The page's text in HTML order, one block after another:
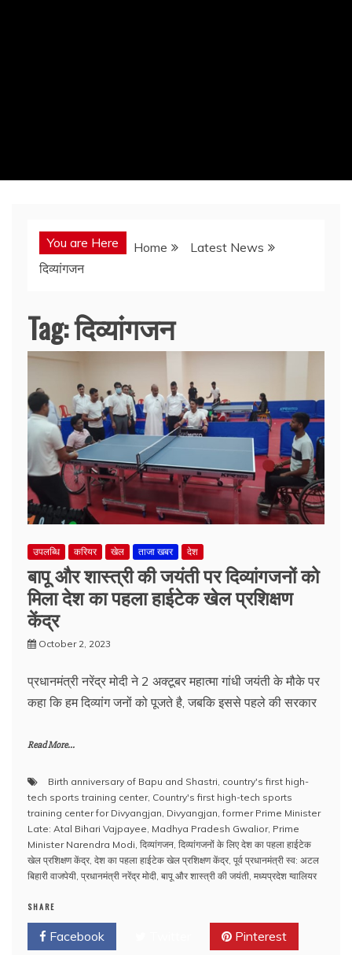
You are Here Home
Latest News
दिव्यांगजन
Tag:दिव्यांगजन
उपलब्धि करियर खेल ताजा खबर देश
बापू और शास्त्री की जयंती पर दिव्यांगजनों को
मिला देश का पहला हाईटेक खेल प्रशिक्षण
केंद्र
October 2, 2023
प्रधानमंत्री नरेंद्र मोदी ने 2 अक्टूबर महात्मा गांधी जयंती के मौके पर
कहा कि हम दिव्यांग जनों को पूजते है, जबकि इससे पहले की सरकार
Read More...
Birth anniversary of Bapu and Shastri, country's first high-
tech sports training center, Country's first high-tech sports
training center for Divyangjan, Divyangjan,former Prime Minister
Late: Atal Bihari Vajpayee, Madhya Pradesh Gwalior, Prime
Minister Narendra Modi, दिव्यांगजन, दिव्यांगजनों के लिए देश का पहला हाईटेक
खेल प्रशिक्षण केंद्र, देश का पहला हाईटेक खेल प्रशिक्षण केंद्र, पूर्व प्रधानमंत्री स्व: अटल
बिहारी वाजपेयी, प्रधानमंत्री नरेंद्र मोदी, बापू और शास्त्री की जयंती, मध्यप्रदेश ग्वालियर
SHARE
Facebook Pinterest